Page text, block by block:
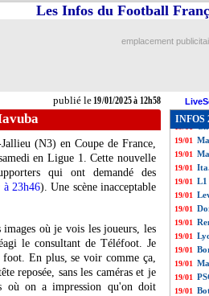
publié le19/01/2025 à 12h58
Les Infos du Football
emplacement
(N3) en Coupe de France,
en Ligue 1. Cette nouvelle
qui ont demandé des
23h46). Une scène inacceptable
où je vois les joueurs, les
le consultant de Téléfoot. Je
foot. En plus, se voir comme ça,
reposée, sans les caméras et je
où on a impression qu'on doit
INFOS
19/01
19/01
19/01
19/01 L1
19/01
19/01
19/01
19/01
19/01 L1
19/01
19/01
19/01
19/01
19/01
19/01
19/01
19/01